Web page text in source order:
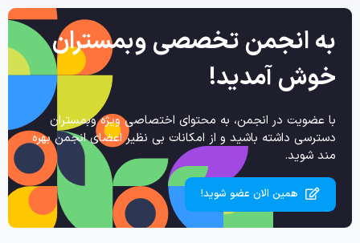
و
به انجمن تخصصی وبمستران
خوش آمدید!
با عضویت در انجمن، به محتوای اختصاصی ویژه وبمستران
دسترسی داشته باشید و از امکانات بی نظیر اعضای انجمن بهره
مند شوید.
همین الان عضو شوید!